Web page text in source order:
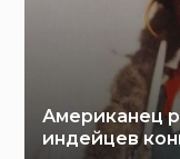
Американец
индейцев